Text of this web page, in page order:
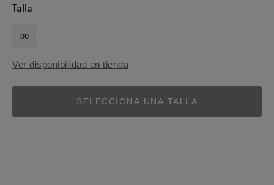
Talla
00
Ver disponibilidad en tienda
SELECCIONA UNA TALLA